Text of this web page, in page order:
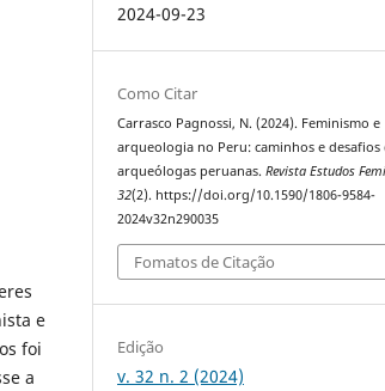
e
foi
a
2024-09-23
Como Citar
Carrasco Pagnossi, N. (2024). Feminismo e
arqueologia no Peru: caminhos e desafios
arqueólogas peruanas.Revista Estudos
32(2). https://doi.org/10.1590/1806-9584-
2024v32n290035
Fomatos de Citação
Edição
v. 32 n. 2 (2024)